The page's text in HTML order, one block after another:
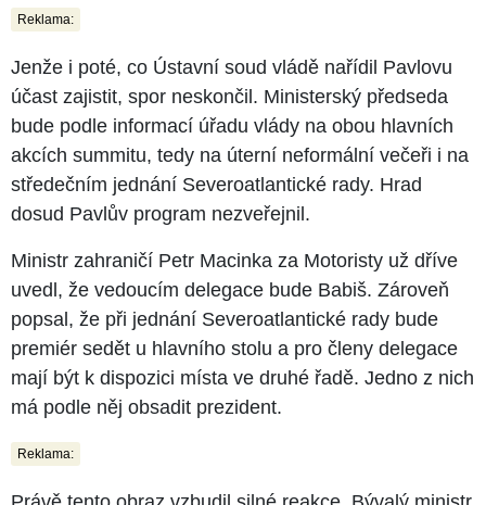
Reklama:
Jenže i poté, co Ústavní soud vládě nařídil Pavlovu
účast zajistit, spor neskončil. Ministerský předseda
bude podle informací úřadu vlády na obou hlavních
akcích summitu, tedy na úterní neformální večeři i na
středečním jednání Severoatlantické rady. Hrad
dosud Pavlův program nezveřejnil.
Ministr zahraničí Petr Macinka za Motoristy už dříve
uvedl, že vedoucím delegace bude Babiš. Zároveň
popsal, že při jednání Severoatlantické rady bude
premiér sedět u hlavního stolu a pro členy delegace
mají být k dispozici místa ve druhé řadě. Jedno z nich
má podle něj obsadit prezident.
Reklama: